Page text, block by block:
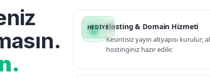
public Hosting & Domain Hizmeti
Kesintisiz yayın altyapısı kurulur;
hostinginiz hazır edilir.